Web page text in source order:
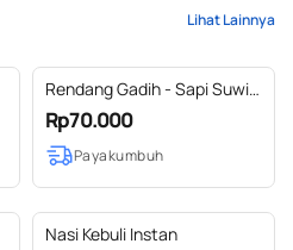
Lihat Lainnya
Rendang Gadih - Sapi Suwir
150 g
Rp70.000
Payakumbuh
Nasi Kebuli Instan